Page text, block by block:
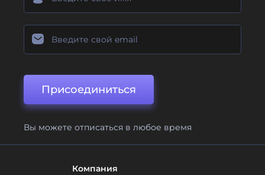
Присоединиться
Вы можете отписаться в любое время
Компания